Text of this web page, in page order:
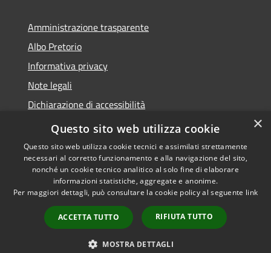
Amministrazione trasparente
Albo Pretorio
Informativa privacy
Note legali
Dichiarazione di accessibilità
Area riservata dipendenti
Accessibilità
Copyright © 2026 • Comune di
Pedrengo • Powered by
Municipium•
Accesso
redazione
×
Questo sito web utilizza cookie
Questo sito web utilizza cookie tecnici e assimilati strettamente
necessari al corretto funzionamento e alla navigazione del sito,
nonché un cookie tecnico analitico al solo fine di elaborare
informazioni statistiche, aggregate e anonime.
Per maggiori dettagli, può consultare la cookie policy al seguente link
ACCETTA TUTTO RIFIUTA TUTTO
MOSTRA DETTAGLI